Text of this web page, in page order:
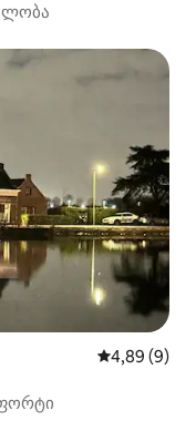
საშუალო
4,89 (9)